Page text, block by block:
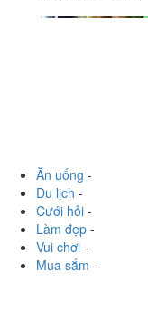
Ăn uống -
Du lịch -
Cưới hỏi -
Làm đẹp -
Vui chơi -
Mua sắm -